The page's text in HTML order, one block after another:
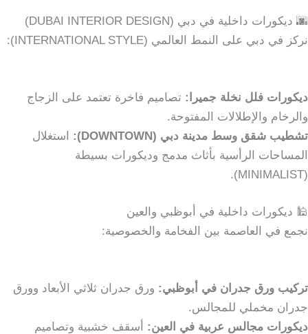
🌆 ديكورات داخلية في دبي (DUBAI INTERIOR DESIGN)
نركز في دبي على النمط العالمي (INTERNATIONAL STYLE):
ديكورات فلل نخلة جميرا: تصاميم فاخرة تعتمد على الزجاج
والرخام والإطلالات المفتوحة.
تشطيب شقق وسط مدينة دبي (DOWNTOWN):
استغلال
المساحات الرأسية بأثاث مدمج وديكورات بسيطة
(MINIMALIST).
🕌 ديكورات داخلية في أبوظبي والعين
نجمع في العاصمة بين الفخامة والخصوصية:
تركيب ورق جدران في أبوظبي: ورق جدران ثلاثي الأبعاد وورق
جدران مخملي للمجالس.
ديكورات مجالس عربية في العين: أسقف خشبية وتصاميم